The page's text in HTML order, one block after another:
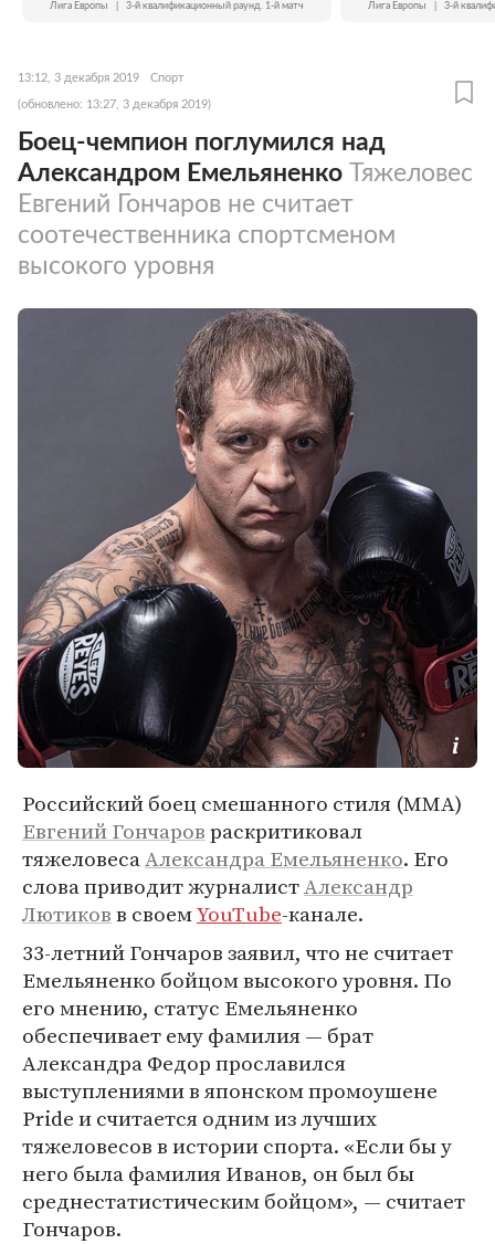
Лига Европы 3-й квалификационный раунд. 1-й матч Лига Европы 3-й
13:12, 3 декабря 2019 Спорт
(обновлено: 13:27, 3 декабря 2019)
Боец-чемпион поглумился над
Александром Емельяненко Тяжеловес
Евгений Гончаров не считает
соотечественника спортсменом
высокого уровня
Российский боец смешанного стиля (MMA)
Евгений Гончаровраскритиковал
тяжеловесаАлександра Емельяненко. Его
слова приводит журналистАлександр
Лютиковв своемYouTube-канале.
33-летний Гончаров заявил, что не считает
Емельяненко бойцом высокого уровня. По
его мнению, статус Емельяненко
обеспечивает ему фамилия — брат
Александра Федор прославился
выступлениями в японском промоушене
Pride и считается одним из лучших
тяжеловесов в истории спорта. «Если бы у
него была фамилия Иванов, он был бы
среднестатистическим бойцом», — считает
Гончаров.